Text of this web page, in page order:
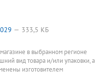
333,5 КБ
в выбранном регионе
вид товара и/или упаковки, а
изготовителем